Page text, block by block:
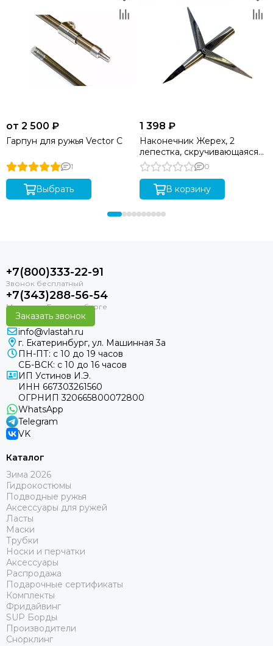
от 2 500 ₽
Гарпун для ружья Vector C
1
Выбрать
1 398 ₽
Наконечник Жерех, 2
лепестка, скручивающаяся
голова
0
В корзину
+7(800)333-22-91
+7(343)288-56-54
Заказать звонок
info@vlastah.ru
г. Екатеринбург, ул. Машинная 3а
ПН-ПТ: с 10 до 19 часов
СБ-ВСК: с 10 до 16 часов
ИП Устинов И.Э.
ИНН 667303261560
ОГРНИП 320665800072800
WhatsApp
Telegram
VK
Каталог
Зима 2026
Гидрокостюмы
Подводные ружья
Аксессуары для ружей
Ласты
Маски
Трубки
Носки и перчатки
Аксессуары
Распродажа
Подарочные сертификаты
Комплекты
Фридайвинг
SUP Борды
Производители
Снорклинг